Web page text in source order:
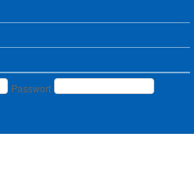
Passwort